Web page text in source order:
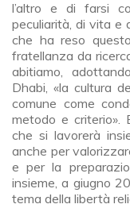
l’altro e di farsi
peculiarità, di vita e
che ha reso
fratellanza da
abitiamo,
Dhabi, «la cultura
comune come
metodo e criterio».
che si lavorerà
anche per
e per la
insieme, a giugno
tema della libertà